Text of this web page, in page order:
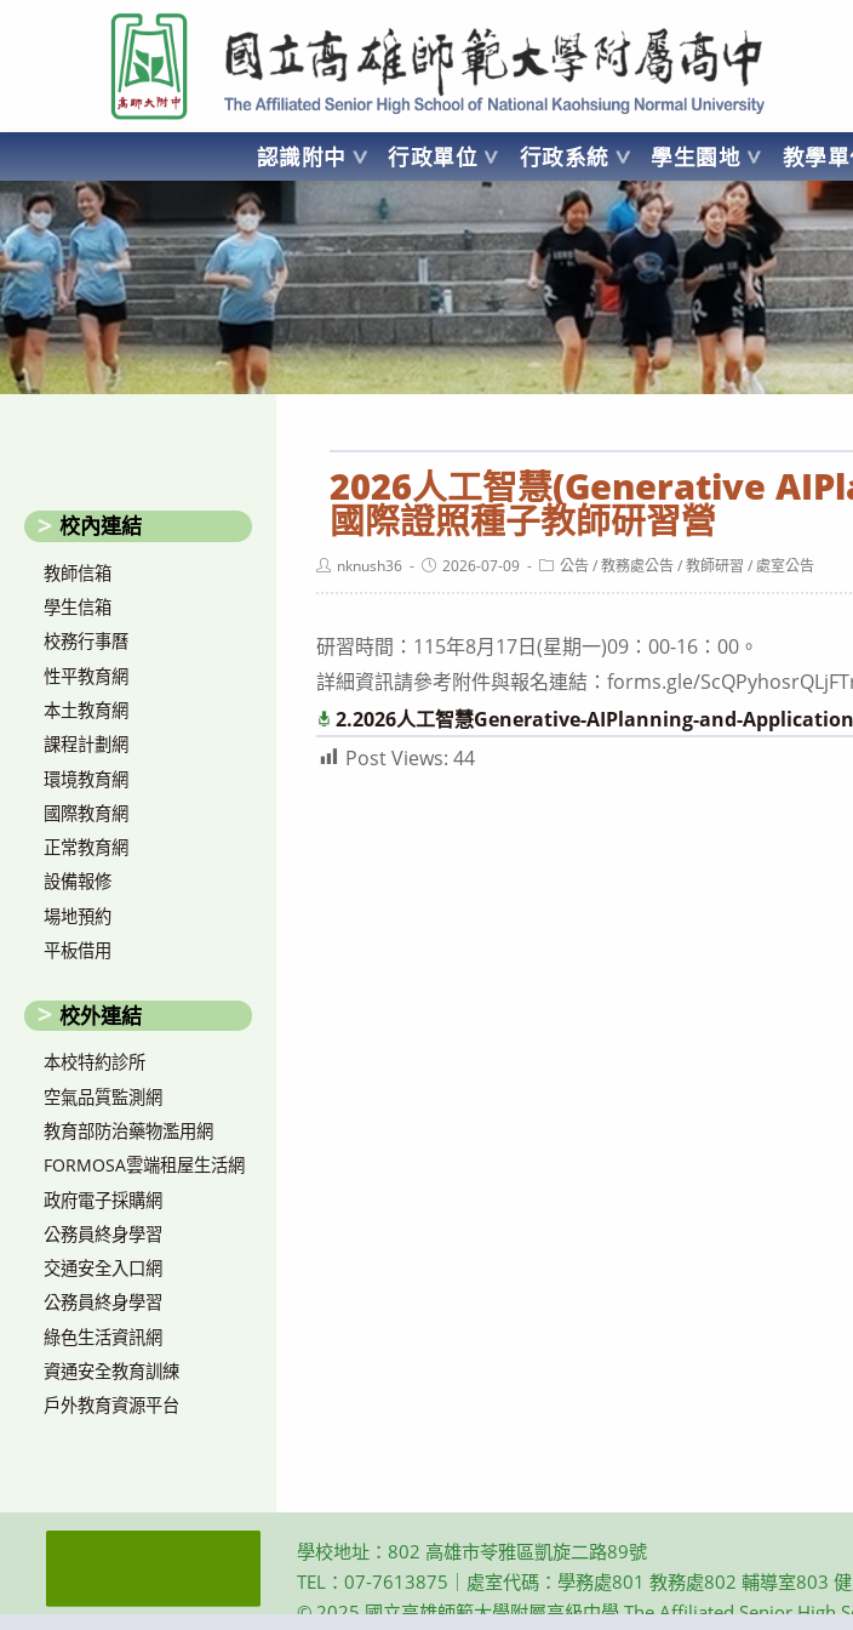
要
容
國立高雄師範大學附屬高級中學 Affiliated Senior High School of National Kaohsiung Normal University
認識附中 行政單位 行政系統 學生園地 教學
AFFILIATED SENIOR HIGH SCHOOL OF NATIONAL KAOHSIUNG NORMAL UNIVERSITY
2026人工智慧(Generative
國際證照種子教師研習營
Postnknush36
Post2026-07-09
Post公告 / 教務處公告 / 教師研習 / 處室公告
研習時間：115年8月17日(星期一)09：00-16：00。
詳細資訊請參考附件與報名連結：forms.gle/
2.2026人工智慧Generative-AIPlanning-and-
Post Views: 44
校內連結
教師信箱
學生信箱
校務行事曆
性平教育網
本土教育網
課程計劃網
環境教育網
國際教育網
正常教育網
設備報修
場地預約
平板借用
校外連結
本校特約診所
空氣品質監測網
教育部防治藥物濫用網
FORMOSA雲端租屋生活網
政府電子採購網
公務員終身學習
交通安全入口網
公務員終身學習
綠色生活資訊網
資通安全教育訓練
戶外教育資源平台
學校地址：802 高雄市苓雅區凱旋二路89號
TEL：07-7613875｜處室代碼：學務處801 教務處802 輔導室803
© 2025 國立高雄師範大學附屬高級中學 The Affiliated Senior